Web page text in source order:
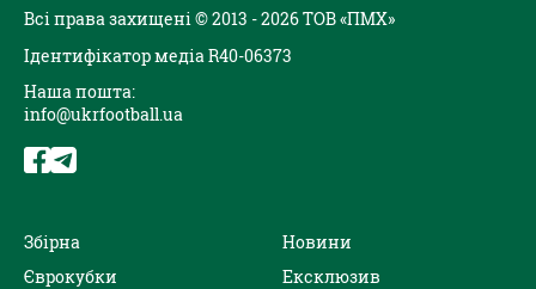
Всі права захищені © 2013 - 2026 ТОВ «ПМХ»
Ідентифікатор медіа R40-06373
Наша пошта:
info@ukrfootball.ua
Збірна
Єврокубки
Новини
Ексклюзив